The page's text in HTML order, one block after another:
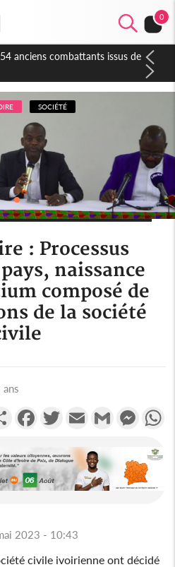
0
de feu Sidy Diallo se lance
SOCIÉTÉ
: Processus
naissance
composé de
de la société
ans
PartagerFacebookTwitterEmail Gmail
2023 - 10:43
civile ivoirienne ont décidé